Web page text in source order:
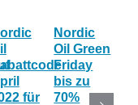
für
Nordic
Oil Green
Friday
bis zu
70%